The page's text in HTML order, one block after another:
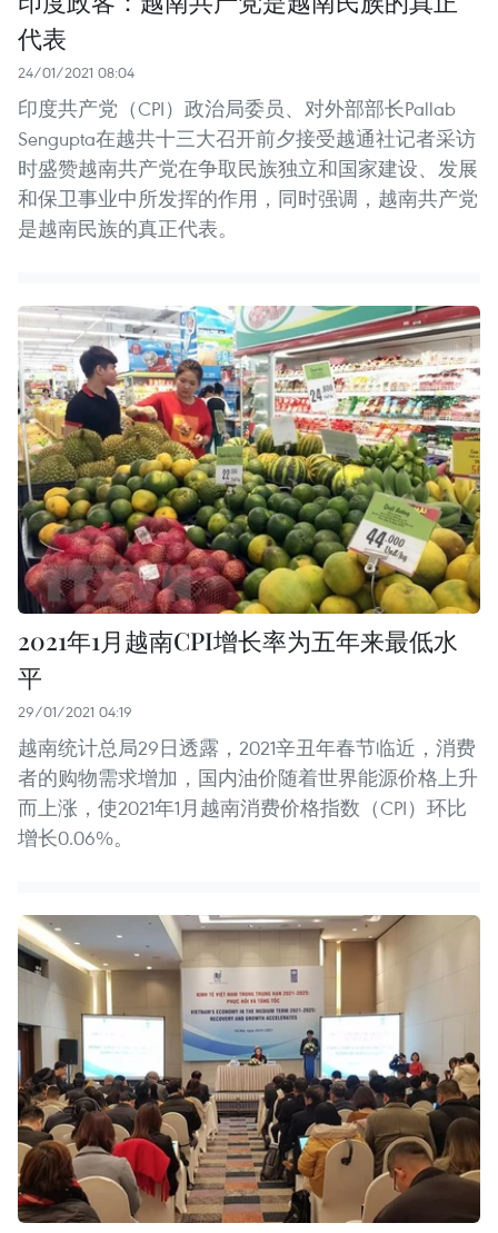
代表
24/01/2021 08:04
印度共产党（CPI）政治局委员、对外部部长Pallab
Sengupta在越共十三大召开前夕接受越通社记者采访
时盛赞越南共产党在争取民族独立和国家建设、发展
和保卫事业中所发挥的作用，同时强调，越南共产党
是越南民族的真正代表。
2021年1月越南CPI增长率为五年来最低水
平
29/01/2021 04:19
越南统计总局29日透露，2021辛丑年春节临近，消费
者的购物需求增加，国内油价随着世界能源价格上升
而上涨，使2021年1月越南消费价格指数（CPI）环比
增长0.06%。